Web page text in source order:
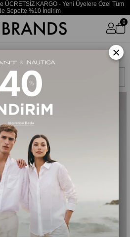
ÜCRETSİZ KARGO - Yeni Üyelere Özel Tüm
Sepette %10 İndirim
0
%20
×